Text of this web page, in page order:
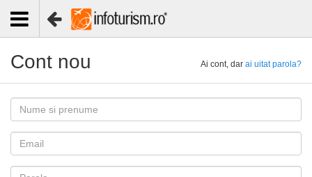
Ai cont, dar ai uitat parola?
Cont nou